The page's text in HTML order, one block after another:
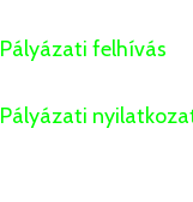
Pályázati felhívás
Pályázati